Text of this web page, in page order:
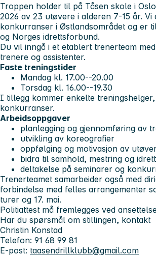
Troppen holder til på Tåsen skole i
2026 av 23 utøvere i alderen 7-15 år. Vi
konkurranser i Østlandsområdet og er
og Norges idrettsforbund.
Du vil inngå i et etablert trenerteam
trenere og assistenter.
Faste treningstider
Mandag kl. 17.00--20.00
Torsdag kl. 16.00--19.30
I tillegg kommer enkelte
konkurranser.
Arbeidsoppgaver
planlegging og gjennomføring av
utvikling av koreografier
oppfølging og motivasjon av
bidra til samhold, mestring og
deltakelse på seminarer og
Trenerteamet samarbeider også med
forbindelse med felles arrangementer
turer og 17. mai.
Politiattest må fremlegges ved
Har du spørsmål om stillingen, kontakt
Christin Konstad
Telefon: 91 68 99 81
E-post: taasendrillklubb@gmail.com